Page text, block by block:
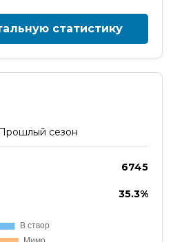
статистику
сезон
6745
35.3%